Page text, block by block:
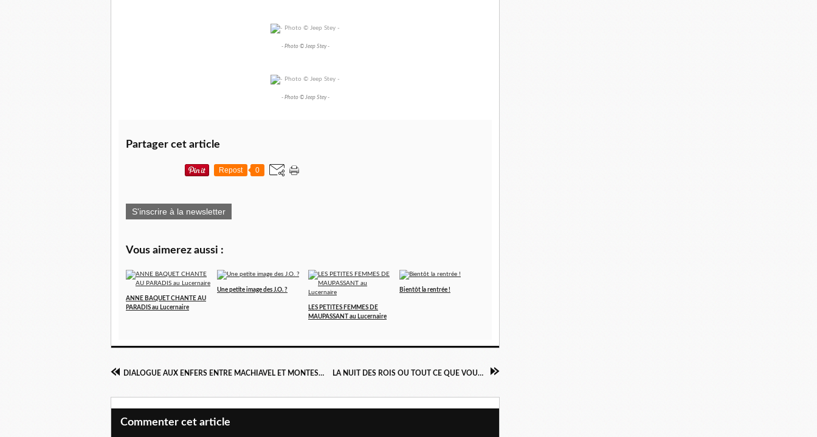
- Photo © Jeep Stey -
- Photo © Jeep Stey -
Partager cet article
Repost 0
S'inscrire à la newsletter
Vous aimerez aussi :
ANNE BAQUET CHANTE AU
PARADIS au Lucernaire
Une petite image des J.O. ?
LES PETITES FEMMES DE
MAUPASSANT au Lucernaire
Bientôt la rentrée !
DIALOGUE AUX ENFERS ENTRE MACHIAVEL ET MONTESQUIEU au théâtre de Poche Montparnasse LA NUIT DES ROIS OU TOUT CE QUE VOUS VOULEZ à la Comédie-Française
Commenter cet article